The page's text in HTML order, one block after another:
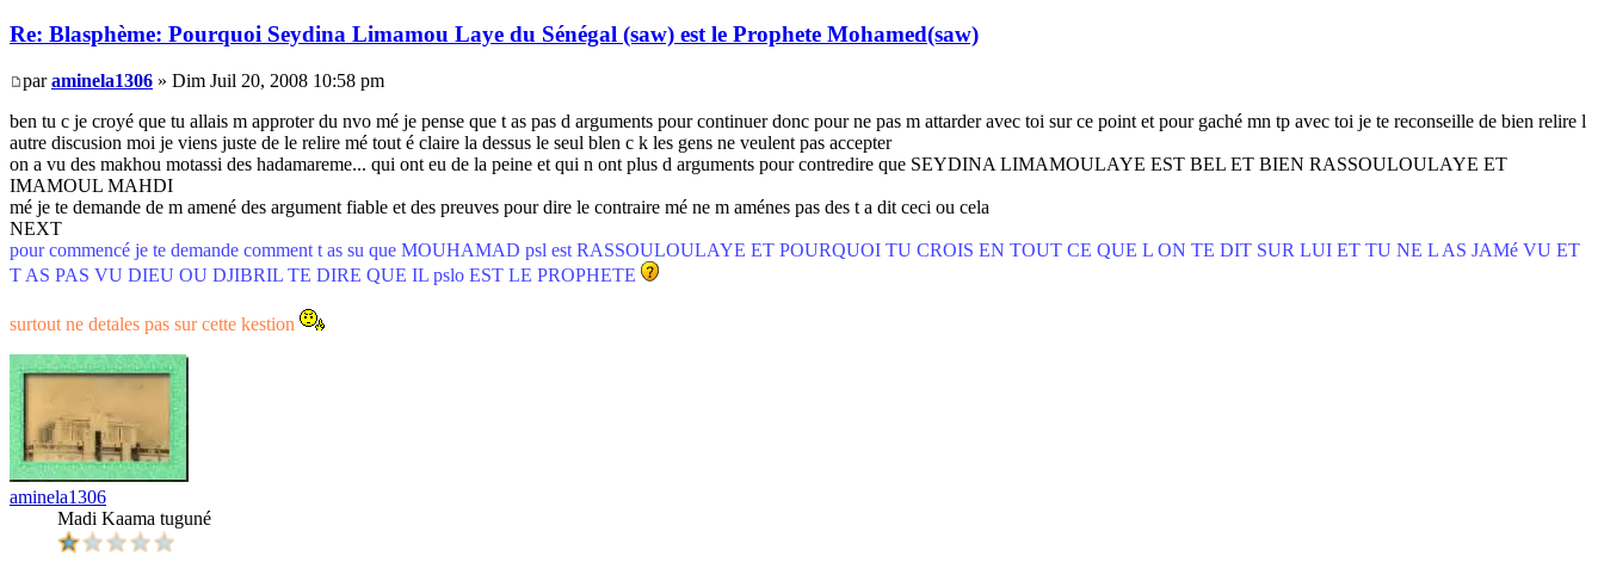
Re: Blasphème: Pourquoi Seydina Limamou Laye du Sénégal (saw) est le Prophete Mohamed(saw)
paraminela1306 » Dim Juil 20, 2008 10:58 pm
ben tu c je croyé que tu allais m approter du nvo mé je pense que t as pas d arguments pour continuer donc pour ne pas m attarder avec toi sur ce point et pour gaché mn tp avec toi je te reconseille de bien relire l
autre discusion moi je viens juste de le relire mé tout é claire la dessus le seul blen c k les gens ne veulent pas accepter
on a vu des makhou motassi des hadamareme... qui ont eu de la peine et qui n ont plus d arguments pour contredire que SEYDINA LIMAMOULAYE EST BEL ET BIEN RASSOULOULAYE ET
IMAMOUL MAHDI
mé je te demande de m amené des argument fiable et des preuves pour dire le contraire mé ne m aménes pas des t a dit ceci ou cela
NEXT
pour commencé je te demande comment t as su que MOUHAMAD psl est RASSOULOULAYE ET POURQUOI TU CROIS EN TOUT CE QUE L ON TE DIT SUR LUI ET TU NE L AS JAMé VU ET
T AS PAS VU DIEU OU DJIBRIL TE DIRE QUE IL pslo EST LE PROPHETE
surtout ne detales pas sur cette kestion
aminela1306
Madi Kaama tuguné